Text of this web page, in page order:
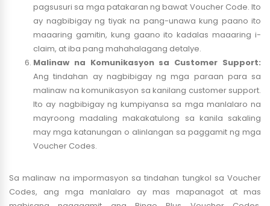
pagsusuri sa mga patakaran ng bawat Voucher Code. Ito
ay nagbibigay ng tiyak na pang-unawa kung paano ito
maaaring gamitin, kung gaano ito kadalas maaaring i-
claim, at iba pang mahahalagang detalye.
Malinaw na Komunikasyon sa Customer Support:
Ang tindahan ay nagbibigay ng mga paraan para sa
malinaw na komunikasyon sa kanilang customer support.
Ito ay nagbibigay ng kumpiyansa sa mga manlalaro na
mayroong madaling makakatulong sa kanila sakaling
may mga katanungan o alinlangan sa paggamit ng mga
Voucher Codes.
Sa malinaw na impormasyon sa tindahan tungkol sa Voucher
Codes, ang mga manlalaro ay mas mapanagot at mas